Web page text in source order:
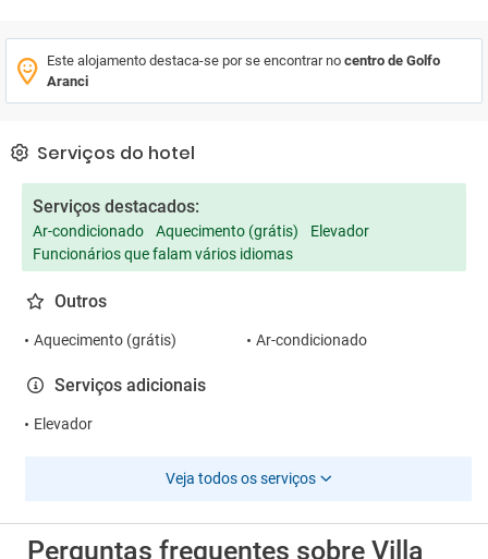
Este alojamento destaca-se por se encontrar no centro de Golfo
Aranci
Serviços do hotel
Serviços destacados:
Ar-condicionado Aquecimento (grátis)
Elevador
Funcionários que falam vários idiomas
Outros
Aquecimento (grátis) Ar-condicionado
Serviços adicionais
Elevador
Veja todos os serviços
Perguntas frequentes sobre Villa